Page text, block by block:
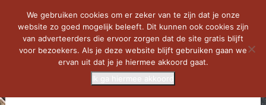
We gebruiken cookies om er zeker van te zijn dat je onze
website zo goed mogelijk beleeft. Dit kunnen ook cookies zijn
van adverteerders die ervoor zorgen dat de site gratis blijft
voor bezoekers. Als je deze website blijft gebruiken gaan we
ervan uit dat je je hiermee akkoord gaat.
Ik ga hiermee akkoord